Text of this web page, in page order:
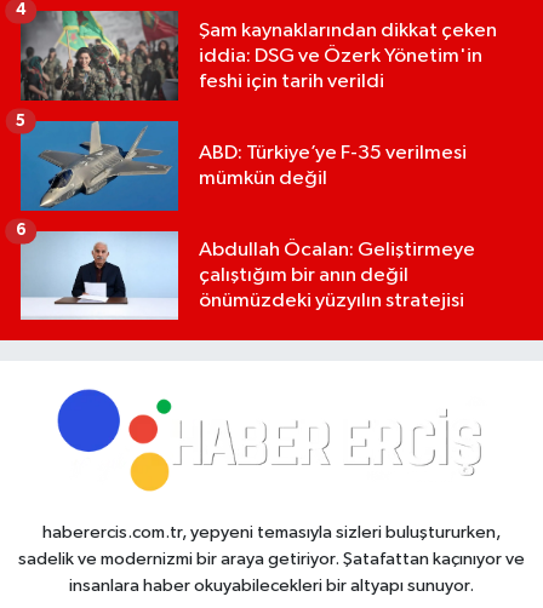
Şam kaynaklarından dikkat çeken
iddia: DSG ve Özerk Yönetim'in
feshi için tarih verildi
4
ABD: Türkiye’ye F-35 verilmesi
mümkün değil
5
Abdullah Öcalan: Geliştirmeye
çalıştığım bir anın değil
önümüzdeki yüzyılın stratejisi
6
haberercis.com.tr, yepyeni temasıyla sizleri buluştururken,
sadelik ve modernizmi bir araya getiriyor. Şatafattan kaçınıyor ve
insanlara haber okuyabilecekleri bir altyapı sunuyor.